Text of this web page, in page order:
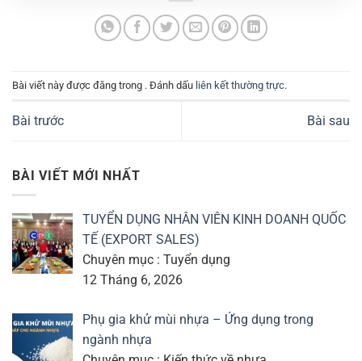
Bài viết này được đăng trong . Đánh dấu liên kết thường trực.
Bài trước Bài sau
BÀI VIẾT MỚI NHẤT
TUYỂN DỤNG NHÂN VIÊN KINH DOANH QUỐC
TẾ (EXPORT SALES)
Chuyên mục : Tuyển dụng
12 Tháng 6, 2026
Phụ gia khử mùi nhựa – Ứng dụng trong
ngành nhựa